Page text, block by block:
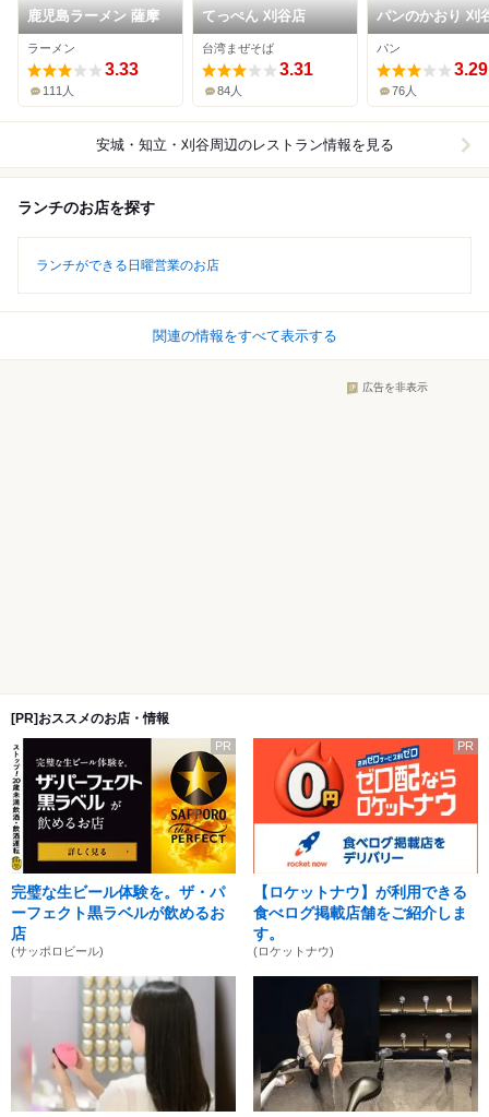
鹿児島ラーメン 薩摩
ラーメン
3.33
111人
てっぺん 刈谷店
台湾まぜそば
3.31
84人
パンのかおり 刈
パン
3.29
76人
安城・知立・刈谷周辺のレストラン情報を見る
ランチのお店を探す
ランチができる日曜営業のお店
関連の情報をすべて表示する
広告を非表示
[PR]おススメのお店・情報
PR
完璧な生ビール体験を。ザ・パ
ーフェクト黒ラベルが飲めるお
店
(サッポロビール)
PR
【ロケットナウ】が利用できる
食べログ掲載店舗をご紹介しま
す。
(ロケットナウ)